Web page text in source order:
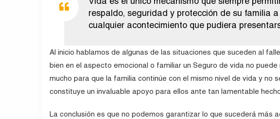
respaldo, seguridad y protección de su familia
cualquier acontecimiento que pudiera
Al inicio hablamos de algunas de las situaciones que suceden al
bien en el aspecto emocional o familiar un Seguro de vida no
mucho para que la familia continúe con el mismo nivel de vida y no
constituye un invaluable apoyo para ellos ante tan lamentable
La conclusión es que no podemos garantizar lo que sucederá más